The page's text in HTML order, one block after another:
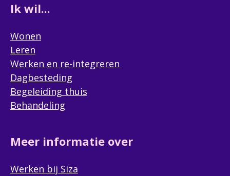
Ik wil...
Wonen
Leren
Werken en re-integreren
Dagbesteding
Begeleiding thuis
Behandeling
Meer informatie over
Werken bij Siza